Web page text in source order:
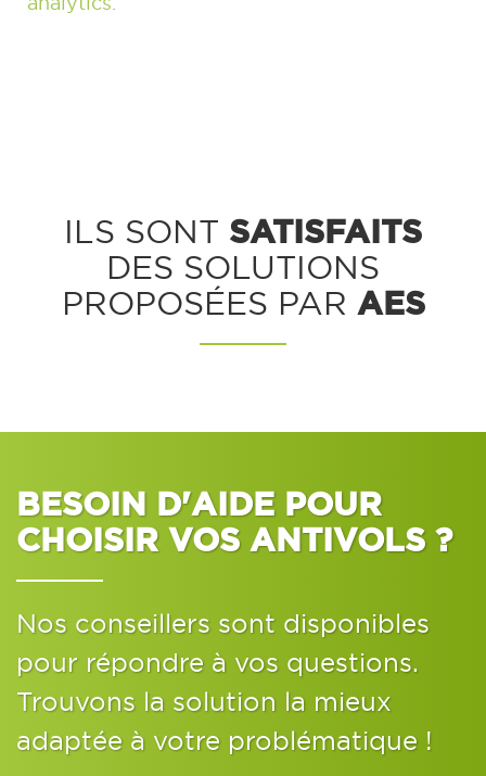
ILS SONT SATISFAITS
DES SOLUTIONS
PROPOSÉES PAR AES
BESOIN D'AIDE POUR
CHOISIR VOS ANTIVOLS ?
Nos conseillers sont disponibles
pour répondre à vos questions.
Trouvons la solution la mieux
adaptée à votre problématique !